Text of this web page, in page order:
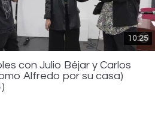
10:25
con Julio Béjar y Carlos
Alfredo por su casa)